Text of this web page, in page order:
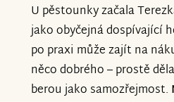
U pěstounky začala
jako obyčejná dospívající
po praxi může zajít na
něco dobrého – prostě
berou jako samozřejmost.